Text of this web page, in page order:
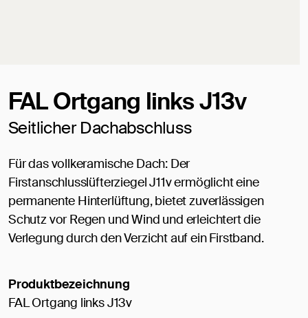
FAL Ortgang links J13v
Seitlicher Dachabschluss
Für das vollkeramische Dach: Der
Firstanschlusslüfterziegel J11v ermöglicht eine
permanente Hinterlüftung, bietet zuverlässigen
Schutz vor Regen und Wind und erleichtert die
Verlegung durch den Verzicht auf ein Firstband.
Produktbezeichnung
FAL Ortgang links J13v